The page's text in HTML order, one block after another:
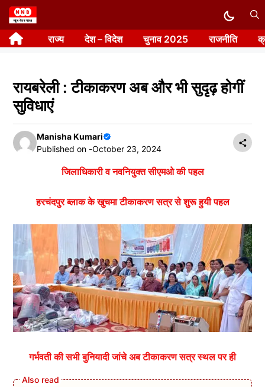
Skip
to
content राज्य देश – विदेश चुनाव 2025 राजनीति
रायबरेली : टीकाकरण अब और भी सुदृढ़ होगीं
सुविधाएं
Manisha Kumari
Published on -October 23, 2024
जिलाधिकारी व नवनियुक्त सीएमओ की पहल
हरचंदपुर ब्लाक के खुचमा टीकाकरण सत्र से शुरू हुयी पहल
गर्भवती की सभी बुनियादी जांचे अब टीकाकरण सत्र स्थल पर ही